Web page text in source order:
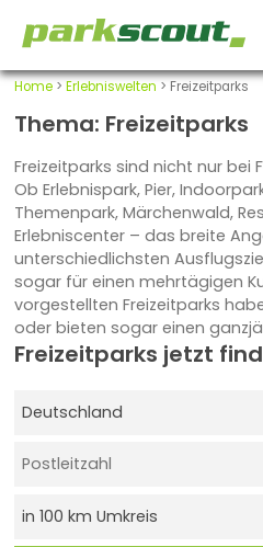
Home> Erlebniswelten > Freizeitparks
Thema: Freizeitparks
Freizeitparks sind nicht nur bei
Ob Erlebnispark, Pier,
Themenpark, Märchenwald,
Erlebniscenter – das breite
unterschiedlichsten
sogar für einen mehrtägigen
vorgestellten Freizeitparks
oder bieten sogar einen
Freizeitparks jetzt